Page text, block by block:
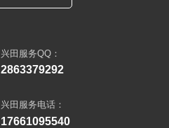
兴田服务QQ：
2863379292
兴田服务电话：
17661095540